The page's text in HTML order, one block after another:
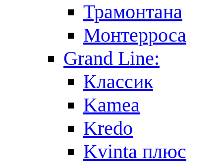
Трамонтана
Монтерроса
Grand Line:
Классик
Kamea
Kredo
Kvinta плюс